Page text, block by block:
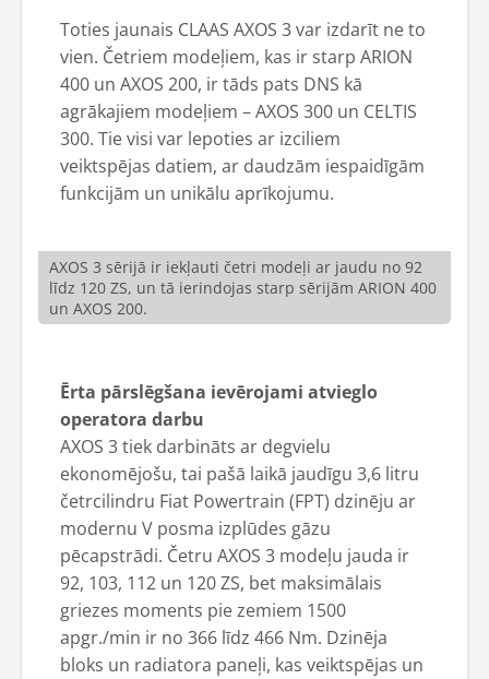
Toties jaunais CLAAS AXOS 3 var izdarīt ne to
vien. Četriem modeļiem, kas ir starp ARION
400 un AXOS 200, ir tāds pats DNS kā
agrākajiem modeļiem – AXOS 300 un CELTIS
300. Tie visi var lepoties ar izciliem
veiktspējas datiem, ar daudzām iespaidīgām
funkcijām un unikālu aprīkojumu.
AXOS 3 sērijā ir iekļauti četri modeļi ar jaudu no 92
līdz 120 ZS, un tā ierindojas starp sērijām ARION 400
un AXOS 200.
Ērta pārslēgšana ievērojami atvieglo
operatora darbu
AXOS 3 tiek darbināts ar degvielu
ekonomējošu, tai pašā laikā jaudīgu 3,6 litru
četrcilindru Fiat Powertrain (FPT) dzinēju ar
modernu V posma izplūdes gāzu
pēcapstrādi. Četru AXOS 3 modeļu jauda ir
92, 103, 112 un 120 ZS, bet maksimālais
griezes moments pie zemiem 1500
apgr./min ir no 366 līdz 466 Nm. Dzinēja
bloks un radiatora paneļi, kas veiktspējas un